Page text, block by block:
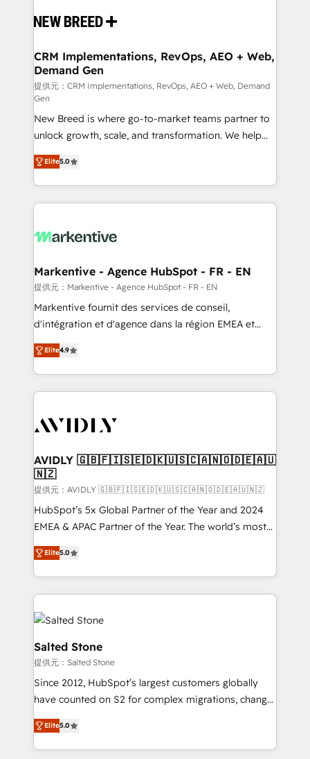
革を、構想から実装・定着までPMOとして主導。「設
の統合・浸透・変革管理を実行します。 ▸ CMS戦略設
計・構築：リード獲得・CVR・SEOを前提にした情報設
計・導線設計・テンプレート設計をContent Hubで一体
提供。 ▸ 既存CRM・MAからの移行支援：Salesforce・
Marketo・Pardot等からの移行、カスタム設計、履歴
データ移行と活用設計まで。 ▸ AEO対応：ChatGPT・
ンツとサイト構造を最適化。 🏆 なぜ100incを選ぶの
か？ ✓ HubSpot Eliteパートナー認定 ✓ HubSpotアワ
ード受賞・HUGリーダー ✓ ISO27001:2022 /
HubSpot大百科 出版 CRM・AI活用に関するご相談、現
せください。
and system integrations powered by Globalia’s
trainers to drive platform adoption. 📈 Revenue
Generation - Full-funnel marketing and high-
performance advertising via Point Success Media. -
Expert deployment of Breeze AI and custom agents
to automate growth. 🏆 Elite Excellence - 8 platform
accreditations and deep HIPAA-compliance
expertise. - A team of 250+ experts dedicated to
your resilient growth.
CRM Implementations, RevOps, AEO + Web,
Demand Gen
提供元：CRM Implementations, RevOps, AEO + Web, Demand
Gen
New Breed is where go-to-market teams partner to
unlock growth, scale, and transformation. We help
companies activate HubSpot’s AI-powered
customer platform and operationalize HubSpot’s
Loop Marketing framework through expert-led
services, smart agents, and purpose-built apps,
results, fast. ⚙️CRM & RevOps: Align all Hubs to your
🎯Demand Gen & ABM: Drive pipeline with inbound,
ABM, AEO, SEO, & paid media. 👩‍💻Web Design:
Build high-performing websites with UX, messaging,
& conversion strategy that drive results. 🤖AI
AI, & maximize AEO with tailored AI services. 🧩
Integrations: Extend HubSpot with custom
Elite5.0
Markentive - Agence HubSpot - FR - EN
提供元：Markentive - Agence HubSpot - FR - EN
Markentive fournit des services de conseil,
d'intégration et d'agence dans la région EMEA et
North America. Avec plus de 115 experts en
marketing automation, Growth, Revops, CRM et
webdesign. Markentive is both a consulting firm, a
digital agency and an integrator. With over 115
CRM and webdesign (We focus on EMEA - USA
Elite4.9
AVIDLY 🇬🇧🇫🇮🇸🇪🇩🇰🇺🇸🇨🇦🇳🇴🇩🇪🇦🇺
🇳🇿
提供元：AVIDLY 🇬🇧🇫🇮🇸🇪🇩🇰🇺🇸🇨🇦🇳🇴🇩🇪🇦🇺🇳🇿
HubSpot’s 5x Global Partner of the Year and 2024
EMEA & APAC Partner of the Year. The world’s most
experienced and fully accredited HubSpot Solutions
Partner. 🚀 With 2,750+ HubSpot projects delivered
and 370+ specialists across EMEA, APAC and NAM,
we de-risk complex CRM programmes and
accelerate ROI across every HubSpot Hub. 🧭 From
multi-region migrations to AI-powered automation,
we turn complexity into clarity, human at global
scale. 🏆 HubSpot’s CEO called us “the partner of the
future.” Others agree it is proof of trust built through
measurable impact.
Elite5.0
Salted Stone
提供元：Salted Stone
Since 2012, HubSpot’s largest customers globally
have counted on S2 for complex migrations, change
management, systems integration, and creative
solutions that deliver measurable impact and
transform brand experiences As one of the few full-
Elite5.0